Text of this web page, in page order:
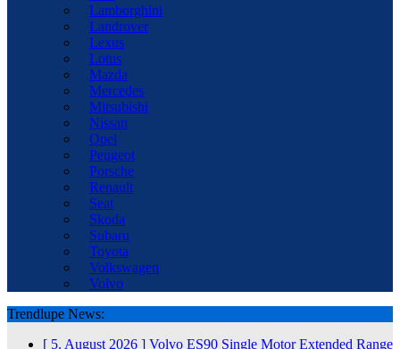
Lamborghini
Landrover
Lexus
Lotus
Mazda
Mercedes
Mitsubishi
Nissan
Opel
Peugeot
Porsche
Renault
Seat
Skoda
Subaru
Toyota
Volkswagen
Volvo
Trendlupe News:
[ 5. August 2026 ] Volvo ES90 Single Motor Extended Range